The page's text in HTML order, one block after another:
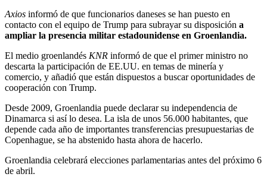
Axios informó de que funcionarios daneses se han puesto en
contacto con el equipo de Trump para subrayar su disposición a
ampliar la presencia militar estadounidense en Groenlandia.
El medio groenlandés KNR informó de que el primer ministro no
descarta la participación de EE.UU. en temas de minería y
comercio, y añadió que están dispuestos a buscar oportunidades de
cooperación con Trump.
Desde 2009, Groenlandia puede declarar su independencia de
Dinamarca si así lo desea. La isla de unos 56.000 habitantes, que
depende cada año de importantes transferencias presupuestarias de
Copenhague, se ha abstenido hasta ahora de hacerlo.
Groenlandia celebrará elecciones parlamentarias antes del próximo 6
de abril.